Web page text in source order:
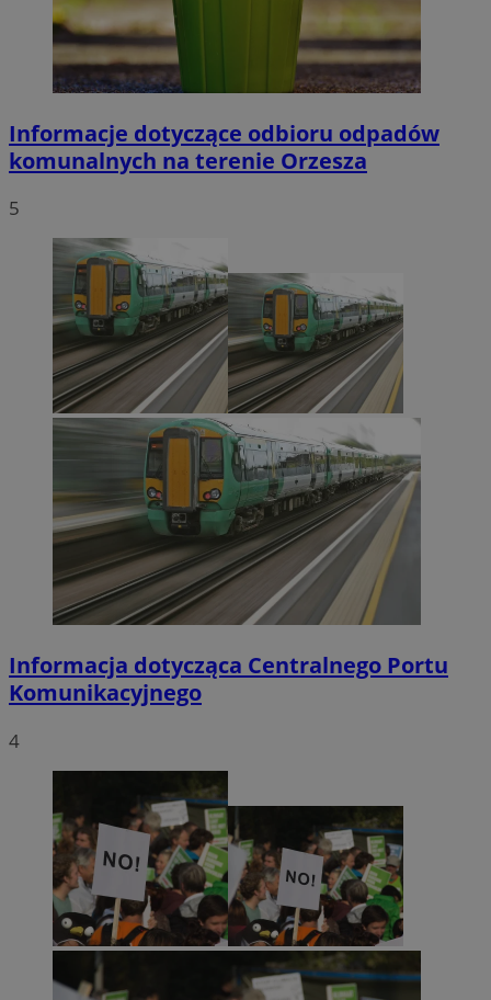
Informacje dotyczące odbioru odpadów
komunalnych na terenie Orzesza
5
Informacja dotycząca Centralnego Portu
Komunikacyjnego
4